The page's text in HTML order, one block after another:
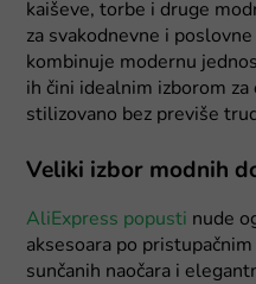
kaiševe, torbe i druge
za svakodnevne i
kombinuje modernu
ih čini idealnim izborom
stilizovano bez previše
Veliki izbor modnih
AliExpress popusti nude
aksesoara po
sunčanih naočara i